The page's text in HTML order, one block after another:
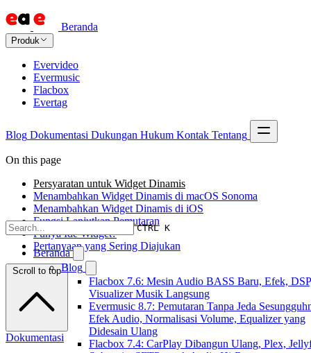
Beranda
Produk
Evervideo
Evermusic
Flacbox
Evertag
Blog Dokumentasi Dukungan Hukum Kontak Tentang
CTRL K
Beranda
Blog
Flacbox 7.6: Mesin Audio BASS Baru, Efek,
Visualizer Musik Langsung
Evermusic 8.7: Pemutaran Tanpa Jeda
Efek Audio, Normalisasi Volume, Equalizer yang
Didesain Ulang
Flacbox 7.4: CarPlay Dibangun Ulang, Plex,
On this page
Persyaratan untuk Widget Dinamis
Menambahkan Widget Dinamis di macOS Sonoma
Menambahkan Widget Dinamis di iOS
Fungsi Lanjutkan Pemutaran
Punya Ide Widget?
Pertanyaan yang Sering Diajukan
Scroll to top
Dokumentasi